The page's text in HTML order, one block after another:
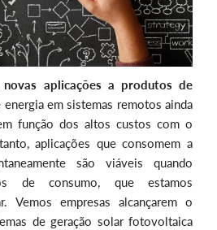
aplicações a produtos de
energia em sistemas remotos ainda
função dos altos custos com o
aplicações que consomem a
são viáveis quando
de consumo, que estamos
Vemos empresas alcançarem o
de geração solar fotovoltaica